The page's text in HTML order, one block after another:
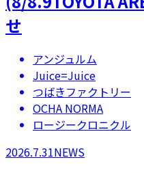
せ
アンジュルム
Juice=Juice
つばきファクトリー
OCHA NORMA
ロージークロニクル
2026.7.31NEWS